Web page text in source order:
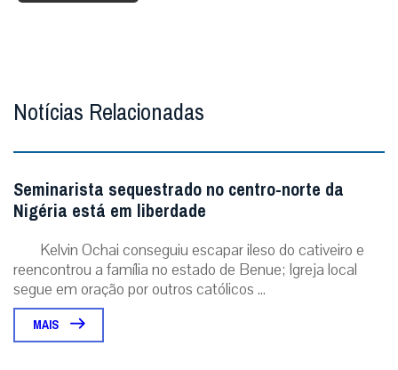
Notícias Relacionadas
Seminarista sequestrado no centro-norte da
Nigéria está em liberdade
Kelvin Ochai conseguiu escapar ileso do cativeiro e
reencontrou a família no estado de Benue; Igreja local
segue em oração por outros católicos ...
MAIS